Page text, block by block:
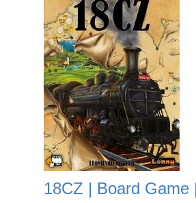
18CZ | Board Game